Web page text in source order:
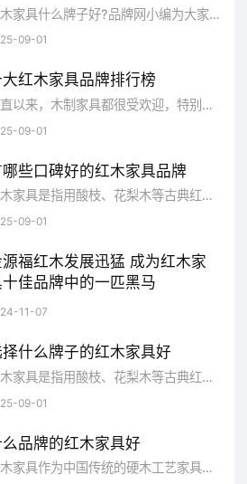
木
于1997年，目前拥有员工
基地，厂房面积达21万余
最大、生产管理体系建立
之一。
看详情
传统工艺大师张锡复成立
国红木家具生产专业镇
专注研发、制造、销售和
木家具行业领军企业，同
红木家具什么牌子好?品牌网小编为大家整理了红木家具十大品牌排行榜，希望能够为您选购好的红木家具提供帮助。1、年年红：中国...
09-01
大红木家具品牌排行榜
一直以来，木制家具都很受欢迎，特别是红木家具，木制好质感棒，是很多家庭的选择。当然红木家具比较重要的就是要木头好，质量要好。所以在市场生这么多红木家具里，哪个牌子比较好呢?下面小编为你公布十大红木家具品牌排行榜。
09-01
些口碑好的红木家具品牌
红木家具是指用酸枝、花梨木等古典红木制成的家具，是明清以来对稀有硬木优质家具的统称。红木家具不仅古风高雅、经典耐用，还因为它是纯天然的材料、采用了最健康环保的制作方法，深受各界人士喜爱。红木家具分好坏，大品牌的产品有口皆碑，不论是样式还是品质都得到了市场的检验，那么红木家具有哪些好牌子呢?品牌网依托大数据技术,综合品牌实力、产品销量、用户口碑、网友投票等近百项指标评选出了红木家具品牌排行榜，供大家参考选择。
09-01
福红木发展迅猛 成为红木家
佳品牌中的一匹黑马
11-07
择什么牌子的红木家具好
红木家具是指用酸枝、花梨木等古典红木制成的家具，是明清以来对稀有硬木优质家具的统称。红木家具不仅古风高雅、经典耐用,还因为它是纯天然的材料、采用了最健康环保的制作方法,深受各界人士喜爱。红木家具分好坏，大品牌的产品有口皆碑，不论是样式还是品质都得到了市场的检验，那么红木家具有哪些好牌子呢?品牌网依托大数据技术,综合品牌实力、产品销量、用户口碑、网友投票等近百项指标评选出了红木家具品牌排行榜，供大家参考选择。
09-01
品牌的红木家具好
红木家具作为中国传统的硬木工艺家具，历史长久，做工精细、讲究。近几年，由于红木市场过度炒作宣传红木原料的稀缺性，红木及红木家具...